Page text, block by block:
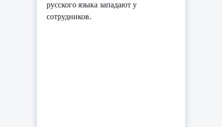
русского языка западают у
сотрудников.